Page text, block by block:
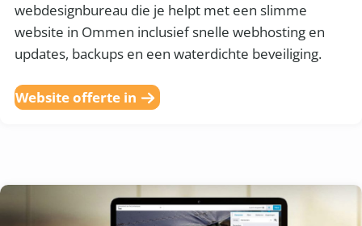
webdesignbureau die je helpt met een slimme
website in Ommen inclusief snelle webhosting en
updates, backups en een waterdichte beveiliging.
Website offerte in